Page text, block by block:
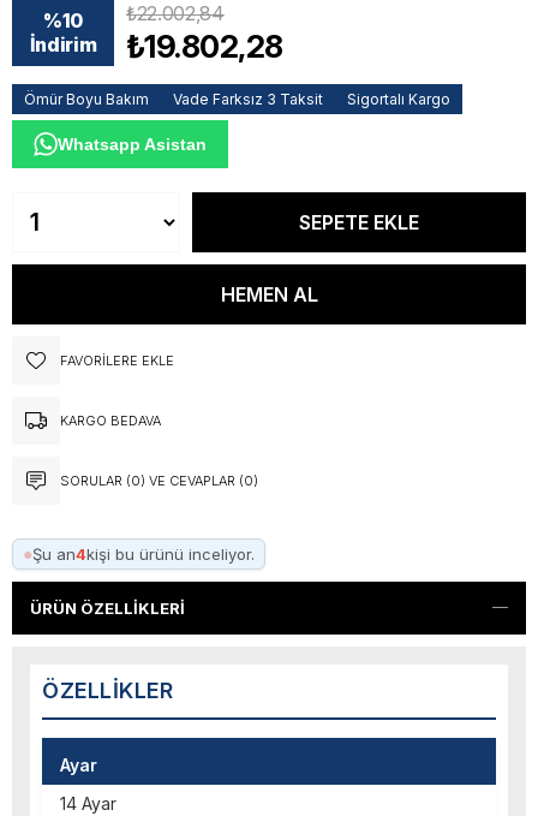
%10
İndirim
₺22.002,84
₺19.802,28
Ömür Boyu Bakım Vade Farksız 3 Taksit Sigortalı Kargo
Whatsapp Asistan
FAVORILERE EKLE
KARGO BEDAVA
SORULAR (0) VE CEVAPLAR (0)
●Şu an4kişi bu ürünü inceliyor.
ÜRÜN ÖZELLIKLERI
ÖZELLIKLER
Ayar
14 Ayar